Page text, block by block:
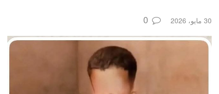
30 مايو، 2026 0